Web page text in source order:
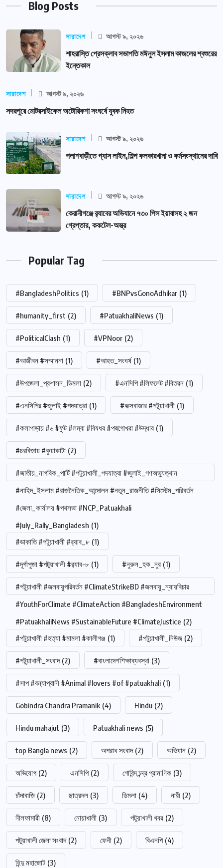
Blog Posts
সারাদেশ আগস্ট ৯, ২০২৬
শাহরাস্তি প্রেসক্লাব সভাপতি মঈনুল ইসলাম কাজলের শ্বশুরের
ইন্তেকাল
সারাদেশ আগস্ট ৯, ২০২৬
সদরপুরে মোটরসাইকেল অটোরিকশা সংঘর্ষে যুবক নিহত
সারাদেশ আগস্ট ৯, ২০২৬
পলাশবাড়ীতে গ্যাস লাইন,শিল্প কলকারখানা ও কর্মসংস্থানের দাবি
সারাদেশ আগস্ট ৯, ২০২৬
কেরানীগঞ্জে র‍্যাবের অভিযানে ৭৩০ পিস ইয়াবাসহ ২ জন
গ্রেপ্তার, ককটেল-অস্ত্র
Popular Tag
#BangladeshPolitics (1) #BNPvsGonoAdhikar (1)
#humanity_first (2) #PatuakhaliNews (1)
#PoliticalClash (1) #VPNoor (2)
#আজীবন #সম্মাননা (1) #আহত_সংঘর্ষ (1)
#উপজেলা_প্রশাসন_ডিমলা (2) #এনসিপি #লিফলেট #বিতরন (1)
#এনসিপির #জুলাই #পদযাত্রা (1) #কক্সবাজার #পটুয়াখালী (1)
#কলাপাড়ায় #৬ #ফুট #লম্বা #বিষধর #পদ্মগোখরা #উদ্ধার (1)
#চরবিজায় #কুয়াকাটা (2)
#জাতীয়_নাগরিক_পার্টি #পটুয়াখালী_পদযাত্রা #জুলাই_গণঅভ্যুত্থান
#নাহিদ_ইসলাম #রাজনৈতিক_আন্দোলন #নতুন_রাজনীতি #সিস্টেম_পরিবর্তন
#জেলা_কার্যালয় #পথসভা #NCP_Patuakhali
#July_Rally_Bangladesh (1)
#ডাকাতি #পটুয়াখালী #র‍্যাব_৮ (1)
#দূর্গাপুজা #পটুয়াখালী #র‍্যাব-৮ (1) #নুরুল_হক_নুর (1)
#পটুয়াখালী #জলবায়ুপরিবর্তন #ClimateStrikeBD #জলবায়ু_ন্যায়বিচার
#YouthForClimate #ClimateAction #BangladeshEnvironment
#PatuakhaliNews #SustainableFuture #ClimateJustice (2)
#পটুয়াখালী #হত্যা #মামলা #কালীগঞ্জ (1) #পটুয়াখালী_নিউজ (2)
#পটুয়াখালী_সংবাদ (2) #বাংলাদেশশিক্ষাব্যবস্থা (3)
#সাপ #বন্যাপ্রানী #Animal #lovers #of #patuakhali (1)
Gobindra Chandra Pramanik (4) Hindu (2)
Hindu mahajut (3) Patuakhali news (5)
top Bangla news (2) অপরাধ সংবাদ (2) অভিযান (2)
অভিযোগ (2) এনসিপি (2) গোবিন্দ চন্দ্র প্রামাণিক (3)
চাঁদাবাজি (2) ছাত্রদল (3) ডিমলা (4) নারী (2)
নীলফামারী (8) নোয়াখালী (3) পটুয়াখালী খবর (2)
পটুয়াখালী জেলা সংবাদ (2) ফেনী (2) বিএনপি (4)
হিন্দু মহাজোট (3)